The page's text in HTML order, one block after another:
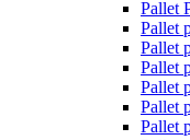
Pallet
Pallet
Pallet
Pallet
Pallet
Pallet
Pallet